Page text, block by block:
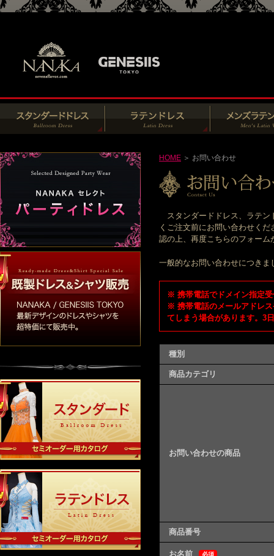
HOME ＞ お問い合わせ
スタンダードドレス、ラテン
くご注文前にお問い合わせく
認の上、再度こちらのフォー
一般的なお問い合わせにつき
※ 携帯電話でドメイン指定
※ 携帯電話のメールアドレ
てしまう場合があります。3
種別
商品カテゴリ
お問い合わせの商品
商品番号
お名前 必須